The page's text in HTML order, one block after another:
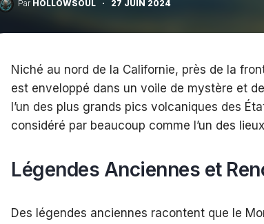
Par HOLLOWSOUL · 27 JUIN 2024
Niché au nord de la Californie, près de la
est enveloppé dans un voile de mystère et
l’un des plus grands pics volcaniques des
considéré par beaucoup comme l’un des
Légendes Anciennes et
Des légendes anciennes racontent que le